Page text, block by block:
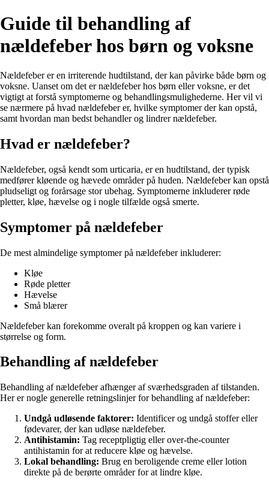
Guide til behandling af
nældefeber hos børn og voksne
Nældefeber er en irriterende hudtilstand, der kan påvirke både børn og
voksne. Uanset om det er nældefeber hos børn eller voksne, er det
vigtigt at forstå symptomerne og behandlingsmulighederne. Her vil vi
se nærmere på hvad nældefeber er, hvilke symptomer der kan opstå,
samt hvordan man bedst behandler og lindrer nældefeber.
Hvad er nældefeber?
Nældefeber, også kendt som urticaria, er en hudtilstand, der typisk
medfører kløende og hævede områder på huden. Nældefeber kan opstå
pludseligt og forårsage stor ubehag. Symptomerne inkluderer røde
pletter, kløe, hævelse og i nogle tilfælde også smerte.
Symptomer på nældefeber
De mest almindelige symptomer på nældefeber inkluderer:
Kløe
Røde pletter
Hævelse
Små blærer
Nældefeber kan forekomme overalt på kroppen og kan variere i
størrelse og form.
Behandling af nældefeber
Behandling af nældefeber afhænger af sværhedsgraden af tilstanden.
Her er nogle generelle retningslinjer for behandling af nældefeber:
Undgå udløsende faktorer: Identificer og undgå stoffer eller
fødevarer, der kan udløse nældefeber.
Antihistamin: Tag receptpligtig eller over-the-counter
antihistamin for at reducere kløe og hævelse.
Lokal behandling: Brug en beroligende creme eller lotion
direkte på de berørte områder for at lindre kløe.